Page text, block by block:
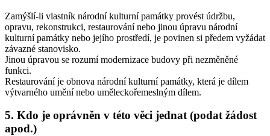
Zamýšlí-li vlastník národní kulturní památky provést údržbu,
opravu, rekonstrukci, restaurování nebo jinou úpravu národní
kulturní památky nebo jejího prostředí, je povinen si předem vyžádat
závazné stanovisko.
Jinou úpravou se rozumí modernizace budovy při nezměněné
funkci.
Restaurování je obnova národní kulturní památky, která je dílem
výtvarného umění nebo uměleckořemeslným dílem.
5. Kdo je oprávněn v této věci jednat (podat žádost
apod.)